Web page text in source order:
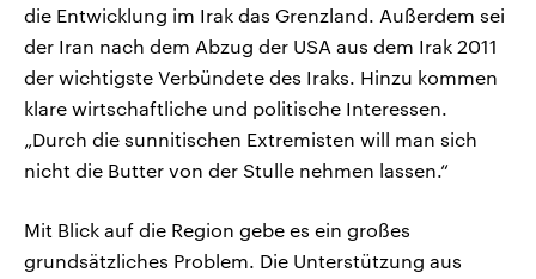
die Entwicklung im Irak das Grenzland. Außerdem sei
der Iran nach dem Abzug der USA aus dem Irak 2011
der wichtigste Verbündete des Iraks. Hinzu kommen
klare wirtschaftliche und politische Interessen.
„Durch die sunnitischen Extremisten will man sich
nicht die Butter von der Stulle nehmen lassen.“
Mit Blick auf die Region gebe es ein großes
grundsätzliches Problem. Die Unterstützung aus